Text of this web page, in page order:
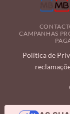
CAMPANHAS
Política de